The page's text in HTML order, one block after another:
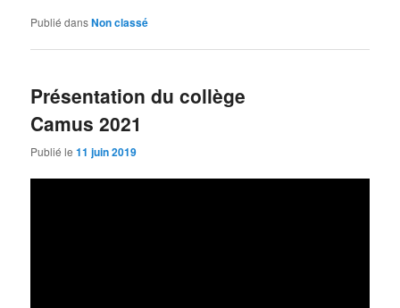
Publié dansNon classé
Présentation du collège
Camus 2021
Publié le11 juin 2019